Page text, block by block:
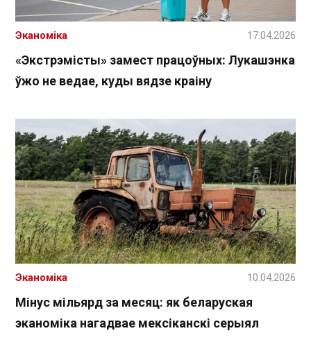
«Экстрэмісты» замест працоўных: Лукашэнка
ўжо не ведае, куды вядзе краіну
Эканоміка 17.04.2026
Мінус мільярд за месяц: як беларуская
эканоміка нагадвае мексіканскі серыял
Эканоміка 10.04.2026